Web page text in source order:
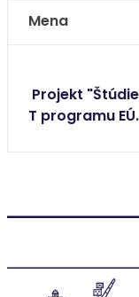
Mena
Projekt
T programu EÚ.